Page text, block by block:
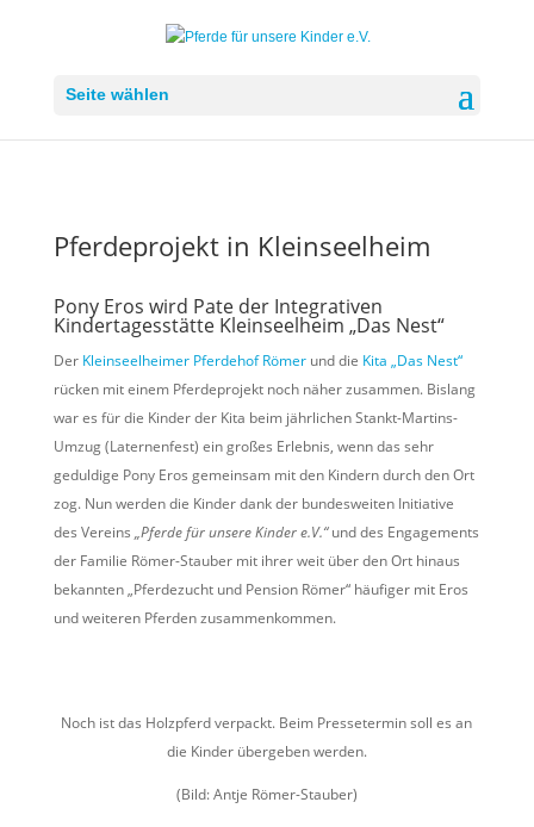
Seite wählen
Pferdeprojekt in Kleinseelheim
Pony Eros wird Pate der Integrativen
Kindertagesstätte Kleinseelheim „Das Nest“
Der Kleinseelheimer Pferdehof Römerund die Kita „Das Nest“
rücken mit einem Pferdeprojekt noch näher zusammen. Bislang
war es für die Kinder der Kita beim jährlichen Stankt-Martins-
Umzug (Laternenfest) ein großes Erlebnis, wenn das sehr
geduldige Pony Eros gemeinsam mit den Kindern durch den Ort
zog. Nun werden die Kinder dank der bundesweiten Initiative
des Vereins „Pferde für unsere Kinder e.V.“und des Engagements
der Familie Römer-Stauber mit ihrer weit über den Ort hinaus
bekannten „Pferdezucht und Pension Römer“ häufiger mit Eros
und weiteren Pferden zusammenkommen.
Noch ist das Holzpferd verpackt. Beim Pressetermin soll es an
die Kinder übergeben werden.
(Bild: Antje Römer-Stauber)